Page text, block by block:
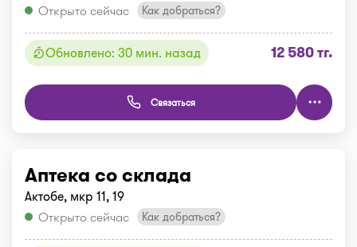
Открыто сейчас
Как добраться?
Обновлено: 30 мин. назад 12 580 тг.
Связаться
Аптека со склада
Актобе, мкр 11, 19
Открыто сейчас
Как добраться?